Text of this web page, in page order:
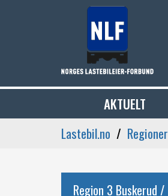
AKTUELT
Lastebil.no
Regioner
Region 3 Buskerud /